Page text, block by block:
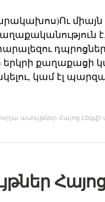
միայն
է,
երկրի քաղաքացի
կամ էլ
ասույթներ Հայոց Լեզվի